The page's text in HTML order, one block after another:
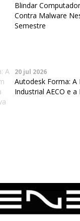
Blindar
Contra Malware
Semestre
20 jul 2026
Autodesk Forma: A
Industrial AECO e